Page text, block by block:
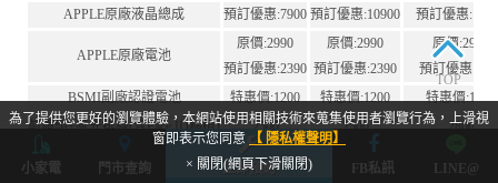
APPLE原廠液晶總成
預訂優惠:7900 預訂優惠:10900 預訂優惠
APPLE原廠電池
原價:2990
預訂優惠:2390
原價:2990
預訂優惠:2390
原價:2990
預訂優惠
BSMI副廠認證電池
特惠價:1200 特惠價:1200
特惠價:1200
前鏡頭+感光排線(含Face ID移植)
2500 2500
2800
1300
小家電 門市查詢 立即預約 FB私訊 LINE@
為了提供您更好的瀏覽體驗，本網站使用相關技術來蒐集使用者瀏覽行為，上滑視
窗即表示您同意 【 隱私權聲明】
× 關閉(網頁下滑關閉)
TOP